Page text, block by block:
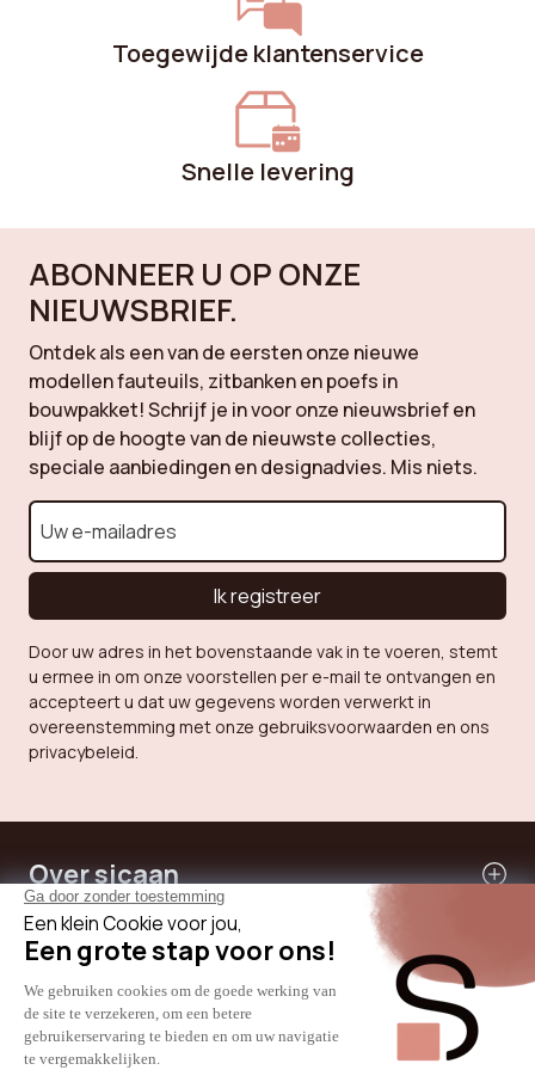
Toegewijde klantenservice
Snelle levering
ABONNEER U OP ONZE
NIEUWSBRIEF.
Ontdek als een van de eersten onze nieuwe
modellen fauteuils, zitbanken en poefs in
bouwpakket! Schrijf je in voor onze nieuwsbrief en
blijf op de hoogte van de nieuwste collecties,
speciale aanbiedingen en designadvies. Mis niets.
Ik registreer
Door uw adres in het bovenstaande vak in te voeren, stemt
u ermee in om onze voorstellen per e-mail te ontvangen en
accepteert u dat uw gegevens worden verwerkt in
overeenstemming met onze gebruiksvoorwaarden en ons
privacybeleid.
Over sicaan
Onze diensten
Hulp nodig
Internationale